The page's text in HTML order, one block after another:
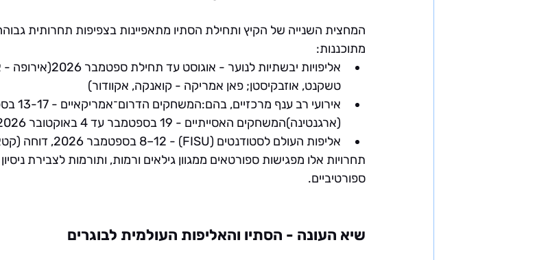
המחצית השנייה של הקיץ ותחילת הסתיו מתאפיינות בצפיפות תחרותית
מתוכננות:
אליפויות יבשתיות לנוער
- אוגוסט עד
טשקנט, אוזבקיסטן; פאן אמריקה - קואנקה, אקוודור)
אירועי רב ענף מרכזיים, בהם:המשחקים הדרום־אמריקאיים
(ארגנטינה)המשחקים האסייתיים - 19 בספטמבר עד 4 באוקטובר 2026, אאיצ’י נגויה (יפן)
אליפות העולם לסטודנטים (FISU)
- 8–12 בספטמבר 2026, דוחה (קטאר)
תחרויות אלו מפגישות ספורטאים ממגוון גילאים ורמות, ותורמות לצבירת ניסיון
ספורטיביים.
שיא העונה - הסתיו והאליפות העולמית לבוגרים